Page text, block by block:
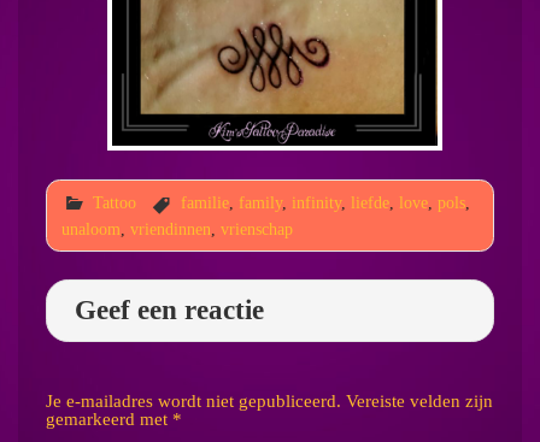
Tattoo familie, family, infinity, liefde, love, pols,
unaloom vriendinnen vrienschap
Geef een reactie
Je e-mailadres wordt niet gepubliceerd. Vereiste velden zijn
gemarkeerd met *